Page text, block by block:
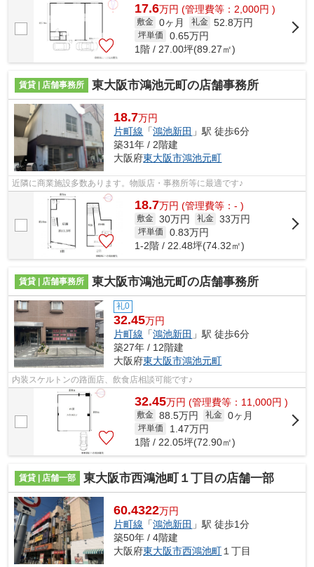
17.6万円 (管理費等：2,000円 )
敷金 0ヶ月 礼金 52.8万円
坪単価 0.65万円
1階 / 27.00坪(89.27㎡)
賃貸 | 店舗事務所 東大阪市鴻池元町の店舗事務所
18.7万円
片町線 「鴻池新田 」駅 徒歩6分
築31年 / 2階建
大阪府東大阪市鴻池元町
近隣に商業施設多数あります。物販店・事務所等に最適です♪
18.7万円 (管理費等：- )
敷金 30万円 礼金 33万円
坪単価 0.83万円
1-2階 / 22.48坪(74.32㎡)
賃貸 | 店舗事務所 東大阪市鴻池元町の店舗事務所
礼0
32.45万円
片町線 「鴻池新田 」駅 徒歩6分
築27年 / 12階建
大阪府東大阪市鴻池元町
内装スケルトンの路面店、飲食店相談可能です♪
32.45万円 (管理費等：11,000円 )
敷金 88.5万円 礼金 0ヶ月
坪単価 1.47万円
1階 / 22.05坪(72.90㎡)
賃貸 | 店舗一部 東大阪市西鴻池町１丁目の店舗一部
60.4322万円
片町線 「鴻池新田 」駅 徒歩1分
築50年 / 4階建
大阪府東大阪市西鴻池町 １丁目